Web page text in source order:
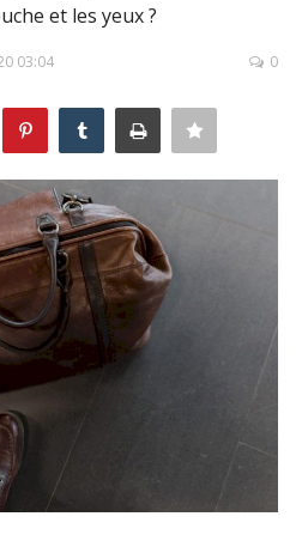
et les yeux ?
03:04 0